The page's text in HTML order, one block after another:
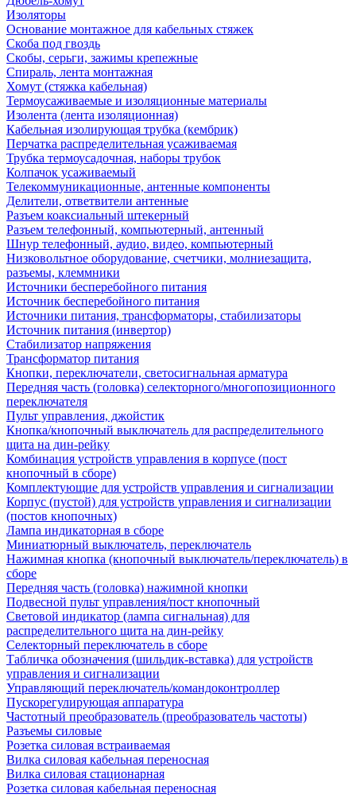
Изоляторы
Основание монтажное для кабельных стяжек
Скоба под гвоздь
Скобы, серьги, зажимы крепежные
Спираль, лента монтажная
Хомут (стяжка кабельная)
Термоусаживаемые и изоляционные материалы
Изолента (лента изоляционная)
Кабельная изолирующая трубка (кембрик)
Перчатка распределительная усаживаемая
Трубка термоусадочная, наборы трубок
Колпачок усаживаемый
Телекоммуникационные, антенные компоненты
Делители, ответвители антенные
Разъем коаксиальный штекерный
Разъем телефонный, компьютерный, антенный
Шнур телефонный, аудио, видео, компьютерный
Низковольтное оборудование, счетчики, молниезащита,
разъемы, клеммники
Источники бесперебойного питания
Источник бесперебойного питания
Источники питания, трансформаторы, стабилизаторы
Источник питания (инвертор)
Стабилизатор напряжения
Трансформатор питания
Кнопки, переключатели, светосигнальная арматура
Передняя часть (головка) селекторного/многопозиционного
переключателя
Пульт управления, джойстик
Кнопка/кнопочный выключатель для распределительного
щита на дин-рейку
Комбинация устройств управления в корпусе (пост
кнопочный в сборе)
Комплектующие для устройств управления и сигнализации
Корпус (пустой) для устройств управления и сигнализации
(постов кнопочных)
Лампа индикаторная в сборе
Миниатюрный выключатель, переключатель
Нажимная кнопка (кнопочный выключатель/переключатель) в
сборе
Передняя часть (головка) нажимной кнопки
Подвесной пульт управления/пост кнопочный
Световой индикатор (лампа сигнальная) для
распределительного щита на дин-рейку
Селекторный переключатель в сборе
Табличка обозначения (шильдик-вставка) для устройств
управления и сигнализации
Управляющий переключатель/командоконтроллер
Пускорегулирующая аппаратура
Частотный преобразователь (преобразователь частоты)
Разъемы силовые
Розетка силовая встраиваемая
Вилка силовая кабельная переносная
Вилка силовая стационарная
Розетка силовая кабельная переносная